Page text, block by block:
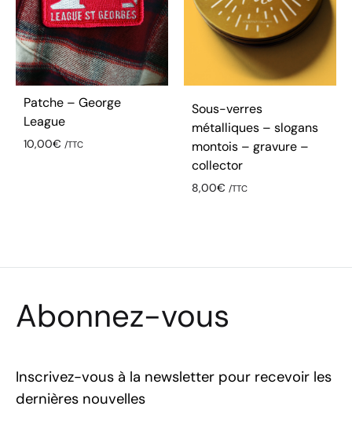
Patche – George
League
10,00€ /TTC
Sous-verres
métalliques – slogans
montois – gravure –
collector
8,00€ /TTC
Abonnez-vous
Inscrivez-vous à la newsletter pour recevoir les
dernières nouvelles